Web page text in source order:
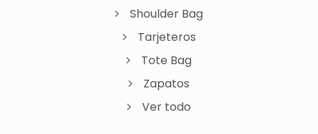
Shoulder Bag
Tarjeteros
Tote Bag
Zapatos
Ver todo